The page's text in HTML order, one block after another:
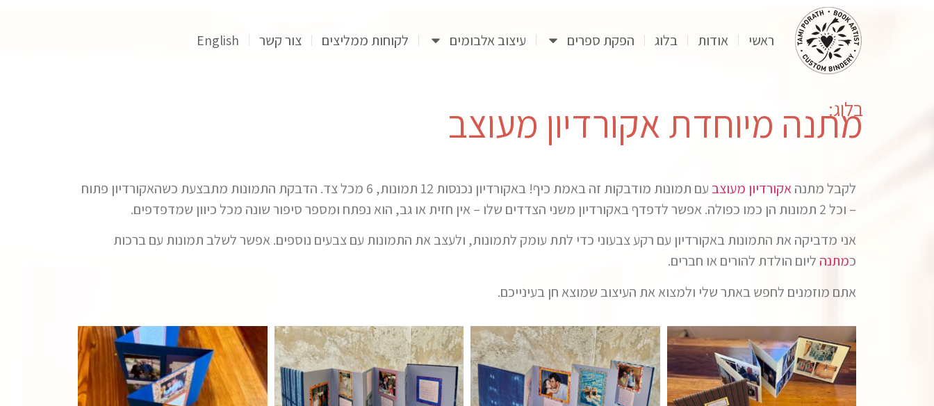
ראשי אודות בלוג הפקת ספרים עיצוב אלבומים לקוחות ממליצים צור קשר English
בלוג:
מתנה מיוחדת אקורדיון מעוצב
לקבל מתנהאקורדיון מעוצב
עם תמונות מודבקות זה באמת כיף! באקורדיון נכנסות 12 תמונות, 6 מכל צד. הדבקת התמונות מתבצעת כשהאקורדיון פתוח
– וכל 2 תמונות הן כמו כפולה. אפשר לדפדף באקורדיון משני הצדדים שלו – אין חזית או גב, הוא נפתח ומספר סיפור שונה מכל כיוון שמדפדפים.
אני מדביקה את התמונות באקורדיון עם רקע צבעוני כדי לתת עומק לתמונות, ולעצב את התמונות עם צבעים נוספים. אפשר לשלב תמונות עם ברכות
כמתנה ליום הולדת להורים או חברים.
אתם מוזמנים לחפש באתר שלי ולמצוא את העיצוב שמוצא חן בעינייכם.